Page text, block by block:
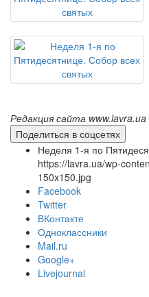
Редакция сайта www.lavra.ua
Поделиться в соцсетях
Неделя 1-я по
https://lavra.ua/wp-
150x150.jpg
Facebook
Twitter
ВКонтакте
Одноклассники
Mail.ru
Google+
Livejournal